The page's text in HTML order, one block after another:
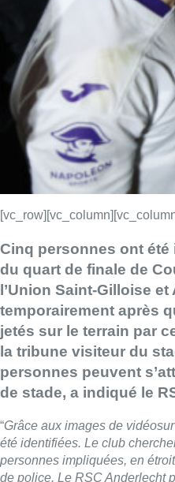
Cinq personnes ont
du quart de finale de
l’Union Saint-Gilloise
temporairement après
jetés sur le terrain par
la tribune visiteur du
personnes peuvent
de stade, a indiqué le
“Grâce aux images de
été identifiées. Le club
personnes impliquées, en
de police. Le RSC Anderlecht